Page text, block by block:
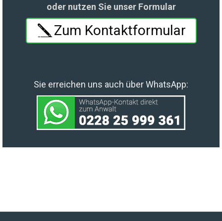
oder nutzen Sie unser Formular
Zum Kontaktformular
Sie erreichen uns auch über WhatsApp: